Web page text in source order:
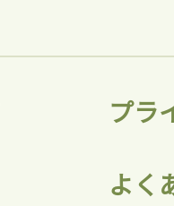
プラ
よく